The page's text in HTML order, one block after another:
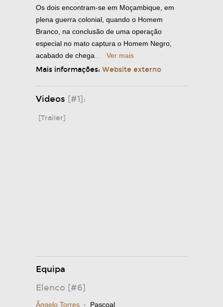
Os dois encontram-se em Moçambique, em
plena guerra colonial, quando o Homem
Branco, na conclusão de uma operação
especial no mato captura o Homem Negro,
acabado de chega
Ver mais
Mais informações: Website externo
Videos [#1]:
[Trailer]
Equipa
Elenco [#6]
Ângelo Torres · Pascoal